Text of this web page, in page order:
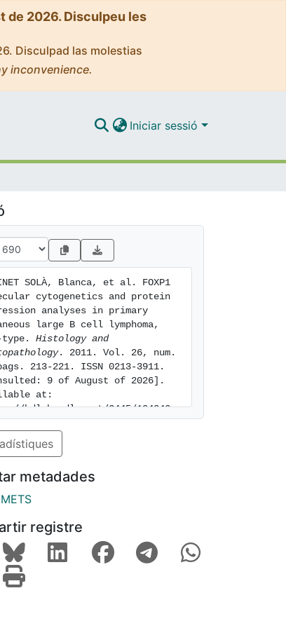
de 2026. Disculpeu les
Disculpad las molestias
inconvenience.
Iniciar sessió
SOLÀ, Blanca, et al. FOXP1
cytogenetics and protein
analyses in primary
large B cell lymphoma,
type. Histology and
. 2011. Vol. 26, num.
213-221. ISSN 0213-3911.
9 of August of 2026].
at:
hdl.handle.net/2445/104342
metadades
METS
registre